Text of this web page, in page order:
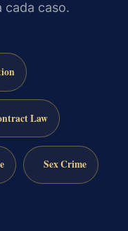
cada caso.
Law
Sex Crime